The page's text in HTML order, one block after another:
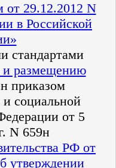
от 29.12.2012 N
в Российской
стандартами
и размещению
приказом
социальной
от 5
N 659н
РФ от
утверждении